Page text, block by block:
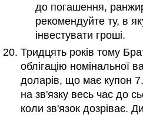
до погашення,
рекомендуйте ту, в
інвестувати гроші.
Тридцять років тому
облігацію номінальної
доларів, що має купон
на зв'язку весь час до
коли зв'язок дозріває.